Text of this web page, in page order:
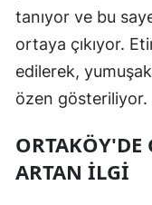
tanıyor ve bu
ortaya çıkıyor.
edilerek,
özen gösteriliyor.
ORTAKÖY'DE
ARTAN İLGI